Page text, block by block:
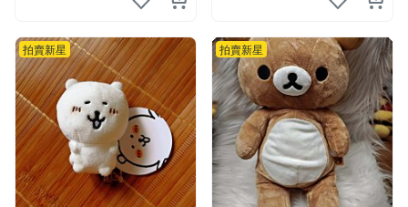
拍賣新星 拍賣新星